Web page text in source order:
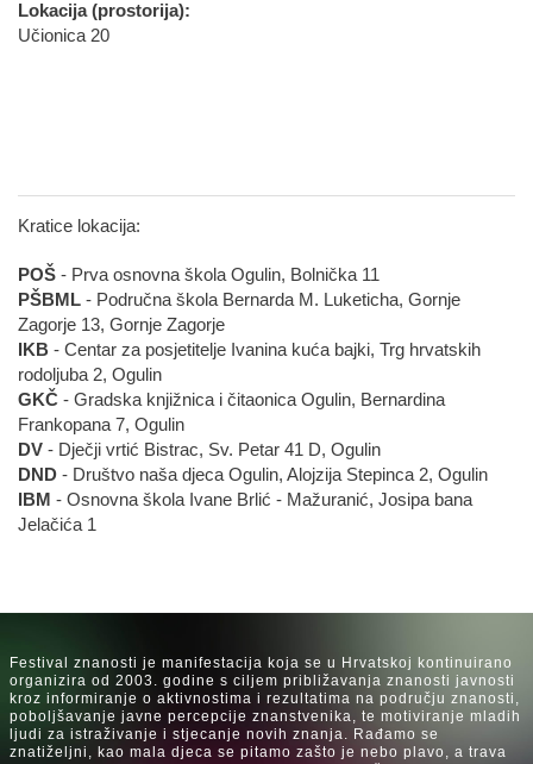
Lokacija (prostorija):
Učionica 20
Kratice lokacija:
POŠ - Prva osnovna škola Ogulin, Bolnička 11
PŠBML - Područna škola Bernarda M. Luketicha, Gornje
Zagorje 13, Gornje Zagorje
IKB - Centar za posjetitelje Ivanina kuća bajki, Trg hrvatskih
rodoljuba 2, Ogulin
GKČ - Gradska knjižnica i čitaonica Ogulin, Bernardina
Frankopana 7, Ogulin
DV - Dječji vrtić Bistrac, Sv. Petar 41 D, Ogulin
DND - Društvo naša djeca Ogulin, Alojzija Stepinca 2, Ogulin
IBM - Osnovna škola Ivane Brlić - Mažuranić, Josipa bana
Jelačića 1
Festival znanosti je manifestacija koja se u Hrvatskoj kontinuirano
organizira od 2003. godine s ciljem približavanja znanosti javnosti
kroz informiranje o aktivnostima i rezultatima na području znanosti,
poboljšavanje javne percepcije znanstvenika, te motiviranje mladih
ljudi za istraživanje i stjecanje novih znanja. Rađamo se
znatiželjni, kao mala djeca se pitamo zašto je nebo plavo, a trava